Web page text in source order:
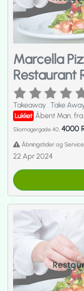
Marcella
Restaurant
Takeaway. Take
Lukket Åbent Man. fra
Skomagergade 40, 4000
Åbningstider og
22 Apr 2024